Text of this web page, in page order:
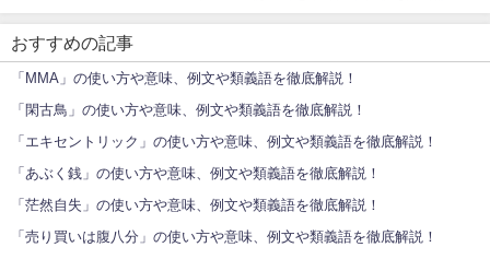
おすすめの記事
「MMA」の使い方や意味、例文や類義語を徹底解説！
「閑古鳥」の使い方や意味、例文や類義語を徹底解説！
「エキセントリック」の使い方や意味、例文や類義語を徹底解説！
「あぶく銭」の使い方や意味、例文や類義語を徹底解説！
「茫然自失」の使い方や意味、例文や類義語を徹底解説！
「売り買いは腹八分」の使い方や意味、例文や類義語を徹底解説！